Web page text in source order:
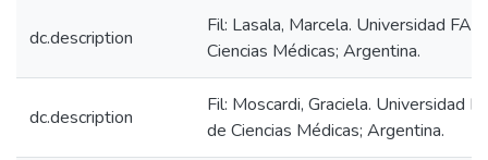
dc.description
Fil: Lasala, Marcela. Universidad
Ciencias Médicas; Argentina.
dc.description
Fil: Moscardi, Graciela. Universidad
de Ciencias Médicas; Argentina.